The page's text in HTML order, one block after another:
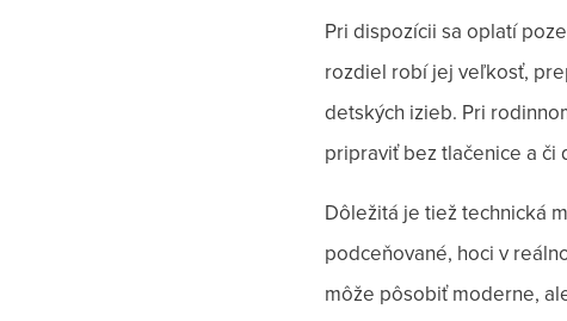
Pri dispozícii sa oplatí
rozdiel robí jej veľkosť,
detských izieb. Pri
pripraviť bez tlačenice a či
Dôležitá je tiež technická
podceňované, hoci v
môže pôsobiť moderne,